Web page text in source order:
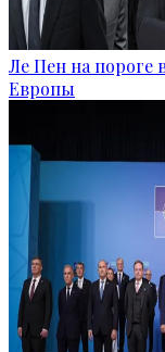
Ле Пен на пороге
Европы